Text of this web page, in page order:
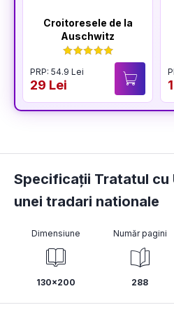
Croitoresele de la
Auschwitz
PRP: 54.9 Lei
29 Lei
Specificații Tratatul cu
unei tradari nationale
Dimensiune
130x200
Număr pagini
288